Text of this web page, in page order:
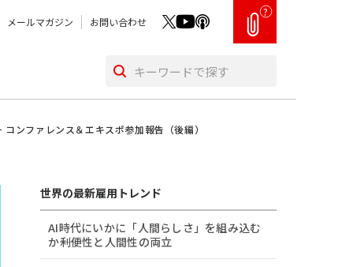
メールマガジン お問い合わせ
?
コンファレンス＆エキスポ参加報告（後編）
世界の最新雇用トレンド
AI時代にいかに「人間らしさ」を組み込む
か――利便性と人間性の両立